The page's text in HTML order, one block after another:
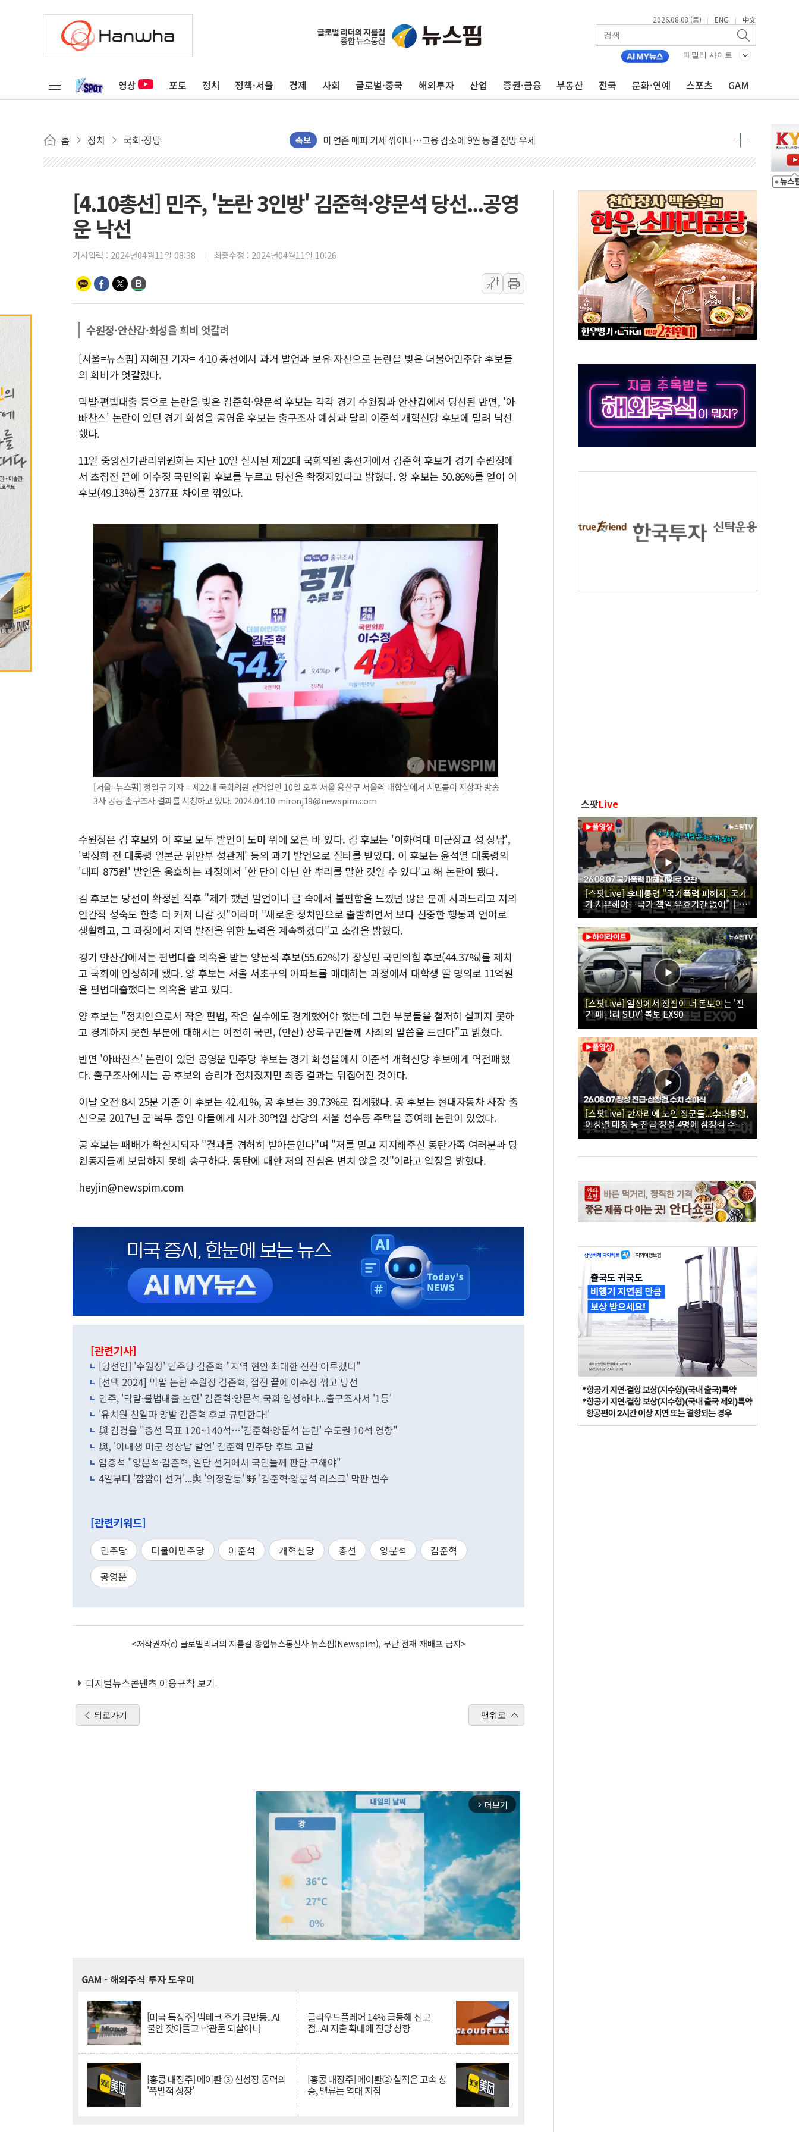
2026.08.08 (토) | ENG | 中文
패밀리 사이트
영상 포토 정치 정책·서울 경제 사회 글로벌·중국 해외투자 산업 증권·금융 부동산 전국 문화·연예 스포츠 GAM
홈 정치 국회·정당 속보
트럼프, 쿡 연준 이사 해임 재추진…"26일까지 의혹 소명" 요구
유럽증시, 美 고용 예상 밖 부진에 연준 금리 인상 가능성 낮아지며 상승… STOXX 600 지수는 나흘 연속 최고치
[종합] 이슬람 수니파 3국, '공동방위협정' 체결… 이스라엘·이란 위협에 맞설 자체 억지력 강화
트럼프, 백신·자폐증 행정명령 검토…"이르면 다음 주"
이란 핵심 원유 수출항 '하르그섬', 최근 1주일 이상 '올스톱'… 美 해상봉쇄 영향
美 고용 쇼크에 엔화 장중 급등…시장은 "또 개입했나" 촉각
뉴욕증시 프리뷰, 美 고용 쇼크에 금리 인상 우려 후퇴…나스닥 선물 1%대 상승
[사진] 이슬람 수니파 3개국, 공동방위협정 체결
뉴욕증시 개장 전 특징주...아틀라시안·클라우드플레어·태양광주↑ VS 트레이드데스크·웬디스↓
보훈부, 미 DPAA와 MOU… "6·25 미군 실종자 7359명 끝까지 찾겠다"
특정 정치인 측근 포항시 정책특보 내정설...포항시 '시끌'
李 대통령, '6시간 마라톤 부동산 2차 회의' 주재… "전폭적 공급 확대·속도전 총력"
트럼프, 中 겨냥 폴리실리콘 관세 15% 부과…美 태양광주 급등
[사진] 빈살만과 에르도안의 만남
[4.10총선] 민주, '논란 3인방' 김준혁·양문석 당선...공영
운 낙선
기사입력 : 2024년04월11일 08:38 최종수정 : 2024년04월11일 10:26
가
가
수원정·안산갑·화성을 희비 엇갈려
[서울=뉴스핌] 지혜진 기자= 4·10 총선에서 과거 발언과 보유 자산으로 논란을 빚은 더불어민주당 후보들
의 희비가 엇갈렸다.
막발·편법대출 등으로 논란을 빚은 김준혁·양문석 후보는 각각 경기 수원정과 안산갑에서 당선된 반면, '아
빠찬스' 논란이 있던 경기 화성을 공영운 후보는 출구조사 예상과 달리 이준석 개혁신당 후보에 밀려 낙선
했다.
11일 중앙선거관리위원회는 지난 10일 실시된 제22대 국회의원 총선거에서 김준혁 후보가 경기 수원정에
서 초접전 끝에 이수정 국민의힘 후보를 누르고 당선을 확정지었다고 밝혔다. 양 후보는 50.86%를 얻어 이
후보(49.13%)를 2377표 차이로 꺾었다.
[서울=뉴스핌] 정일구 기자 = 제22대 국회의원 선거일인 10일 오후 서울 용산구 서울역 대합실에서 시민들이 지상파 방송
3사 공동 출구조사 결과를 시청하고 있다. 2024.04.10 mironj19@newspim.com
수원정은 김 후보와 이 후보 모두 발언이 도마 위에 오른 바 있다. 김 후보는 '이화여대 미군장교 성 상납',
'박정희 전 대통령 일본군 위안부 성관계' 등의 과거 발언으로 질타를 받았다. 이 후보는 윤석열 대통령의
'대파 875원' 발언을 옹호하는 과정에서 '한 단이 아닌 한 뿌리를 말한 것일 수 있다'고 해 논란이 됐다.
김 후보는 당선이 확정된 직후 "제가 했던 발언이나 글 속에서 불편함을 느꼈던 많은 분께 사과드리고 저의
인간적 성숙도 한층 더 커져 나갈 것"이라며 "새로운 정치인으로 출발하면서 보다 신중한 행동과 언어로
생활하고, 그 과정에서 지역 발전을 위한 노력을 계속하겠다"고 소감을 밝혔다.
경기 안산갑에서는 편법대출 의혹을 받는 양문석 후보(55.62%)가 장성민 국민의힘 후보(44.37%)를 제치
고 국회에 입성하게 됐다. 양 후보는 서울 서초구의 아파트를 매매하는 과정에서 대학생 딸 명의로 11억원
을 편법대출했다는 의혹을 받고 있다.
양 후보는 "정치인으로서 작은 편법, 작은 실수에도 경계했어야 했는데 그런 부분들을 철저히 살피지 못하
고 경계하지 못한 부분에 대해서는 여전히 국민, (안산) 상록구민들께 사죄의 말씀을 드린다"고 밝혔다.
반면 '아빠찬스' 논란이 있던 공영운 민주당 후보는 경기 화성을에서 이준석 개혁신당 후보에게 역전패했
다. 출구조사에서는 공 후보의 승리가 점쳐졌지만 최종 결과는 뒤집어진 것이다.
이날 오전 8시 25분 기준 이 후보는 42.41%, 공 후보는 39.73%로 집계됐다. 공 후보는 현대자동차 사장 출
신으로 2017년 군 복무 중인 아들에게 시가 30억원 상당의 서울 성수동 주택을 증여해 논란이 있었다.
공 후보는 패배가 확실시되자 "결과를 겸허히 받아들인다"며 "저를 믿고 지지해주신 동탄가족 여러분과 당
원동지들께 보답하지 못해 송구하다. 동탄에 대한 저의 진심은 변치 않을 것"이라고 입장을 밝혔다.
heyjin@newspim.com
[관련기사]
[당선인] '수원정' 민주당 김준혁 "지역 현안 최대한 진전 이루겠다"
[선택 2024] 막말 논란 수원정 김준혁, 접전 끝에 이수정 꺾고 당선
민주, '막말·불법대출 논란' 김준혁·양문석 국회 입성하나...출구조사서 '1등'
'유치원 친일파 망발 김준혁 후보 규탄한다!'
與 김경율 "총선 목표 120~140석…'김준혁·양문석 논란' 수도권 10석 영향"
與, '이대생 미군 성상납 발언' 김준혁 민주당 후보 고발
임종석 "양문석·김준혁, 일단 선거에서 국민들께 판단 구해야"
4일부터 '깜깜이 선거'...與 '의정갈등' 野 '김준혁·양문석 리스크' 막판 변수
[관련키워드]
민주당 더불어민주당 이준석 개혁신당 총선 양문석
김준혁
공영운
<저작권자(c) 글로벌리더의 지름길 종합뉴스통신사 뉴스핌(Newspim), 무단 전재-재배포 금지>
디지털뉴스콘텐츠 이용규칙 보기
뒤로가기 맨위로
arrow_forward_ios 더보기
GAM - 해외주식 투자 도우미
[미국 특징주] 빅테크 주가 급반등...AI
불안 잦아들고 낙관론 되살아나
클라우드플레어 14% 급등해 신고
점...AI 지출 확대에 전망 상향
[홍콩 대장주] 메이퇀 ③ 신성장 동력의
'폭발적 성장'
[홍콩 대장주] 메이퇀② 실적은 고속 상
승, 밸류는 역대 저점
스팟Live
[스팟Live] 李대통령 "국가폭력 피해자, 국가
가 치유해야…국가 책임 유효기간 없어"｜
26.08.07 국가폭력 피해자 위로 오찬
[스팟Live] 일상에서 장점이 더 돋보이는 '전
기 패밀리 SUV' 볼보 EX90
[스팟Live] 한자리에 모인 장군들...李대통령,
이상렬 대장 등 진급 장성 4명에 삼정검 수치
직접 수여｜26.08.07 장성 진급·삼정검 수치